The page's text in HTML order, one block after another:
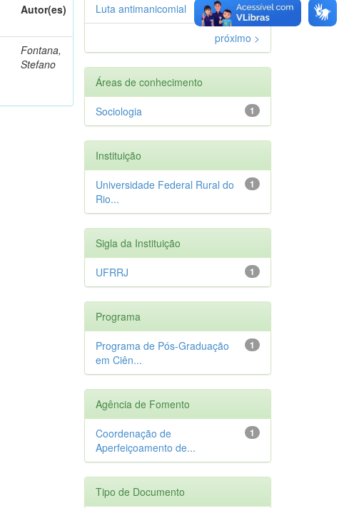
Autor(es)
Fontana,
Stefano
1
Luta antimanicomial
próximo >
Áreas de conhecimento
1
Sociologia
Instituição
1
Universidade Federal Rural do
Rio...
Sigla da Instituição
1
UFRRJ
Programa
1
Programa de Pós-Graduação
em Ciên...
Agência de Fomento
1
Coordenação de
Aperfeiçoamento de...
Tipo de Documento